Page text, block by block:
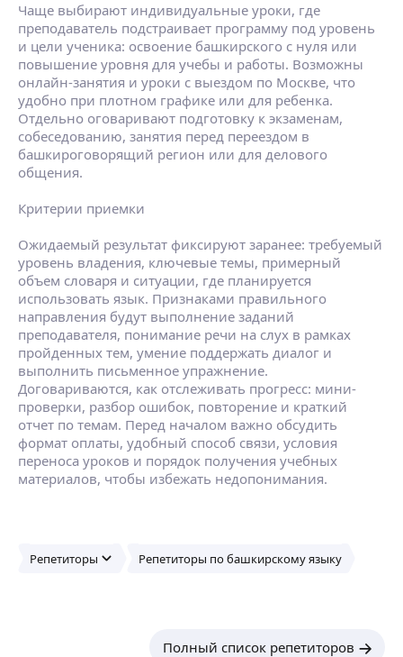
Чаще выбирают индивидуальные уроки, где
преподаватель подстраивает программу под уровень
и цели ученика: освоение башкирского с нуля или
повышение уровня для учебы и работы. Возможны
онлайн-занятия и уроки с выездом по Москве, что
удобно при плотном графике или для ребенка.
Отдельно оговаривают подготовку к экзаменам,
собеседованию, занятия перед переездом в
башкироговорящий регион или для делового
общения.
Критерии приемки
Ожидаемый результат фиксируют заранее: требуемый
уровень владения, ключевые темы, примерный
объем словаря и ситуации, где планируется
использовать язык. Признаками правильного
направления будут выполнение заданий
преподавателя, понимание речи на слух в рамках
пройденных тем, умение поддержать диалог и
выполнить письменное упражнение.
Договариваются, как отслеживать прогресс: мини-
проверки, разбор ошибок, повторение и краткий
отчет по темам. Перед началом важно обсудить
формат оплаты, удобный способ связи, условия
переноса уроков и порядок получения учебных
материалов, чтобы избежать недопонимания.
Репетиторы Репетиторы по башкирскому языку
Полный список репетиторов